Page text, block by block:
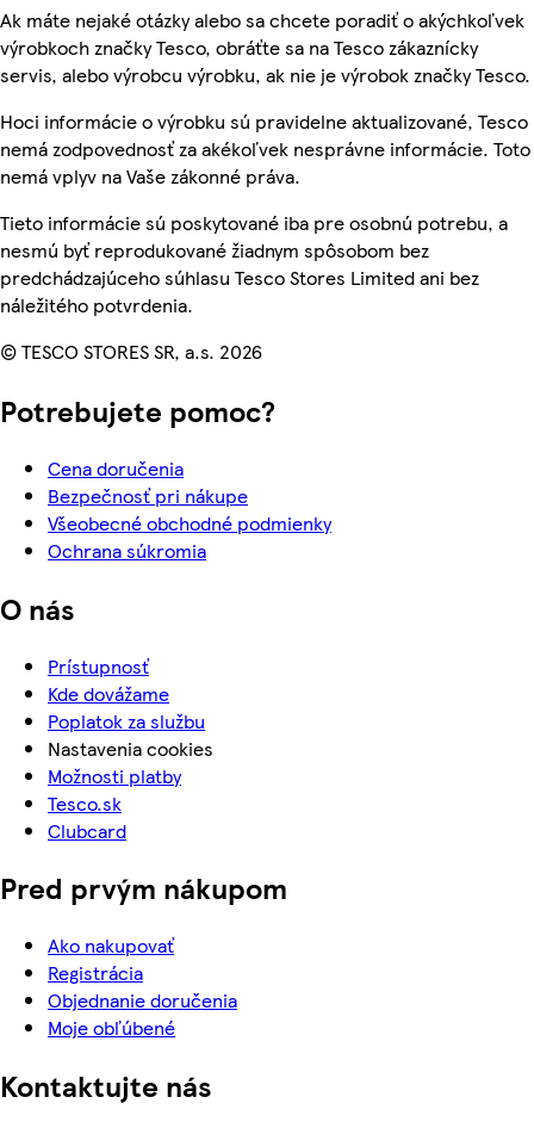
Ak máte nejaké otázky alebo sa chcete poradiť o akýchkoľvek
výrobkoch značky Tesco, obráťte sa na Tesco zákaznícky
servis, alebo výrobcu výrobku, ak nie je výrobok značky Tesco.
Hoci informácie o výrobku sú pravidelne aktualizované, Tesco
nemá zodpovednosť za akékoľvek nesprávne informácie. Toto
nemá vplyv na Vaše zákonné práva.
Tieto informácie sú poskytované iba pre osobnú potrebu, a
nesmú byť reprodukované žiadnym spôsobom bez
predchádzajúceho súhlasu Tesco Stores Limited ani bez
náležitého potvrdenia.
© TESCO STORES SR, a.s. 2026
Potrebujete pomoc?
Cena doručenia
Bezpečnosť pri nákupe
Všeobecné obchodné podmienky
Ochrana súkromia
O nás
Prístupnosť
Kde dovážame
Poplatok za službu
Nastavenia cookies
Možnosti platby
Tesco.sk
Clubcard
Pred prvým nákupom
Ako nakupovať
Registrácia
Objednanie doručenia
Moje obľúbené
Kontaktujte nás